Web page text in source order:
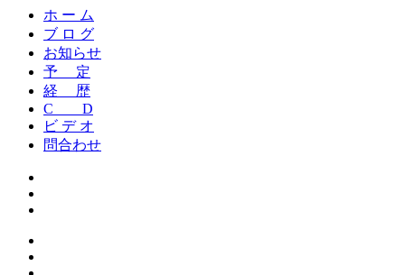
ホ ー ム
ブ ロ グ
お知らせ
予 定
経 歴
C D
ビ デ オ
問合わせ